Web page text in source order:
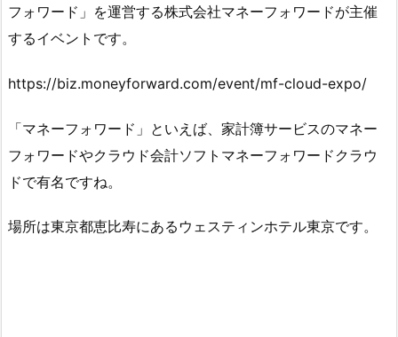
フォワード」を運営する株式会社マネーフォワードが主催
するイベントです。
https://biz.moneyforward.com/event/mf-cloud-expo/
「マネーフォワード」といえば、家計簿サービスのマネー
フォワードやクラウド会計ソフトマネーフォワードクラウ
ドで有名ですね。
場所は東京都恵比寿にあるウェスティンホテル東京です。